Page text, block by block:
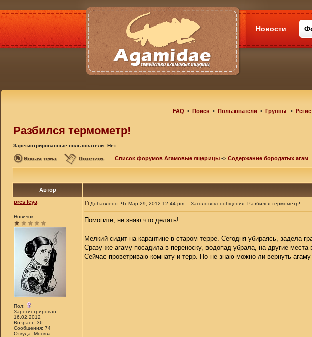
Новости
FAQ • Поиск• Пользователи • Группы•
Разбился термометр!
Зарегистрированные пользователи: Нет
Список форумов Агамовые ящерицы -> Содержание бородатых агам
Автор
prcs leya
Новичок
Пол:
Зарегистрирован:
16.02.2012
Возраст: 36
Сообщения: 74
Откуда: Москва
Добавлено: Чт Мар 29, 2012 12:44 pm Заголовок сообщения: Разбился термометр!
Помогите, не знаю что делать!
Мелкий сидит на карантине в старом терре. Сегодня убираясь, задела
Сразу же агаму посадила в переноску, водопад убрала, на другие места
Сейчас проветриваю комнату и терр. Но не знаю можно ли вернуть